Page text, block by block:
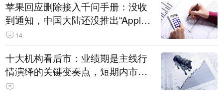
苹果回应删除接入千问手册：没收
到通知，中国大陆还没推出“Apple
智能使用千问”功能
14
十大机构看后市：业绩期是主线行
情演绎的关键变奏点，短期内市场
或继续反弹，关注三条业绩主线